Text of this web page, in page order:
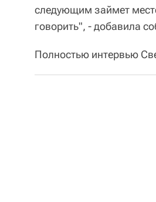
следующим займет
говорить", - добавила
Полностью интервью